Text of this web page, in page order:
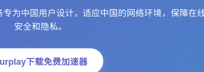
为中国用户设计，适应中国的网络环境，保障在
安全和隐私。
下载免费加速器